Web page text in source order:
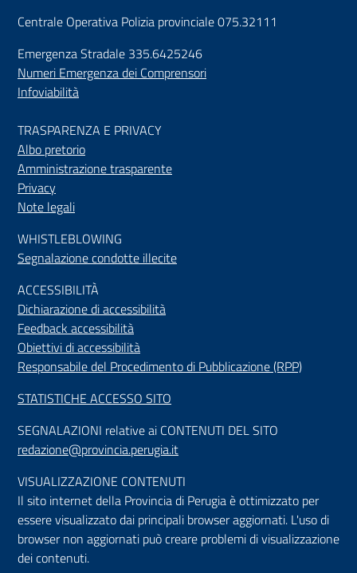
Centrale Operativa Polizia provinciale 075.32111
Emergenza Stradale 335.6425246
Numeri Emergenza dei Comprensori
Infoviabilità
TRASPARENZA E PRIVACY
Albo pretorio
Amministrazione trasparente
Privacy
Note legali
WHISTLEBLOWING
Segnalazione condotte illecite
ACCESSIBILITÀ
Dichiarazione di accessibilità
Feedback accessibilità
Obiettivi di accessibilità
Responsabile del Procedimento di Pubblicazione (RPP)
STATISTICHE ACCESSO SITO
SEGNALAZIONI relative ai CONTENUTI DEL SITO
redazione@provincia.perugia.it
VISUALIZZAZIONE CONTENUTI
Il sito internet della Provincia di Perugia è ottimizzato per
essere visualizzato dai principali browser aggiornati. L'uso di
browser non aggiornati può creare problemi di visualizzazione
dei contenuti.